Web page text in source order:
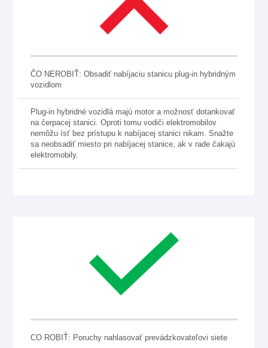
ČO NEROBIŤ: Obsadiť nabíjaciu stanicu plug-in hybridným
vozidlom
Plug-in hybridné vozidlá majú motor a možnosť dotankovať
na čerpacej stanici. Oproti tomu vodiči elektromobilov
nemôžu ísť bez prístupu k nabíjacej stanici nikam. Snažte
sa neobsadiť miesto pri nabíjacej stanice, ak v rade čakajú
elektromobily.
CO ROBIŤ: Poruchy nahlasovať prevádzkovateľovi siete